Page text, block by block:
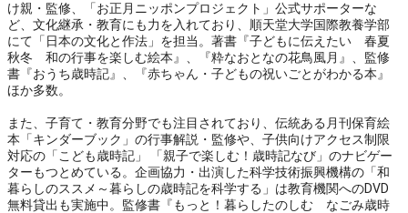
け親・監修、「お正月ニッポンプロジェクト」公式サポーターな
ど、文化継承・教育にも力を入れており、順天堂大学国際教養学部
にて「日本の文化と作法」を担当。著書『子どもに伝えたい 春夏
秋冬 和の行事を楽しむ絵本』、『粋なおとなの花鳥風月』、監修
書『おうち歳時記』、『赤ちゃん・子どもの祝いごとがわかる本』
ほか多数。
また、子育て・教育分野でも注目されており、伝統ある月刊保育絵
本「キンダーブック」の行事解説・監修や、子供向けアクセス制限
対応の「こども歳時記」 「親子で楽しむ！歳時記なび」のナビゲー
ターもつとめている。企画協力・出演した科学技術振興機構の「和
暮らしのススメ～暮らしの歳時記を科学する」は教育機関へのDVD
無料貸出も実施中。監修書『もっと！暮らしたのしむ なごみ歳時